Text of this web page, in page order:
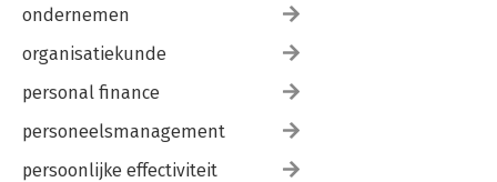
ondernemen
organisatiekunde
personal finance
personeelsmanagement
persoonlijke effectiviteit